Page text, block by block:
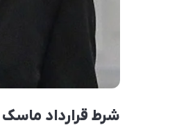
شرط قرارداد